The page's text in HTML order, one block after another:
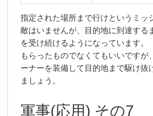
指定された場所まで行けというミッ
敵はいませんが、目的地に到達する
を受け続けるようになっています。
もらったものでなくてもいいですが
ーナーを装備して目的地まで駆け抜
ましょう。
軍事(応用) その7